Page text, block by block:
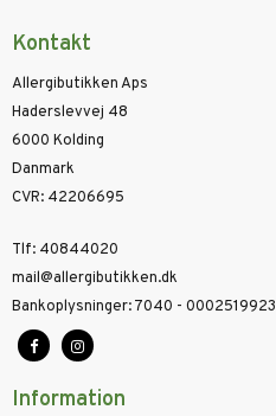
Kontakt
Allergibutikken Aps
Haderslevvej 48
6000 Kolding
Danmark
CVR: 42206695
Tlf: 40844020
mail@allergibutikken.dk
Bankoplysninger:7040 - 0002519923
Information